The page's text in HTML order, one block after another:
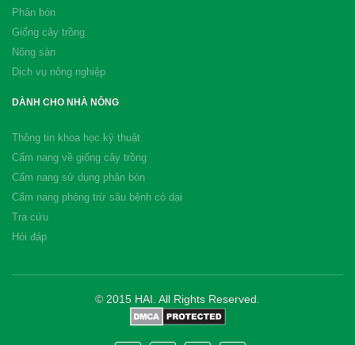
Phân bón
Giống cây trồng
Nông sản
Dịch vụ nông nghiệp
DÀNH CHO NHÀ NÔNG
Thông tin khoa học kỹ thuật
Cẩm nang về giống cây trồng
Cẩm nang sử dụng phân bón
Cẩm nang phòng trừ sâu bệnh cỏ dại
Tra cứu
Hỏi đáp
© 2015 HAI. All Rights Reserved.